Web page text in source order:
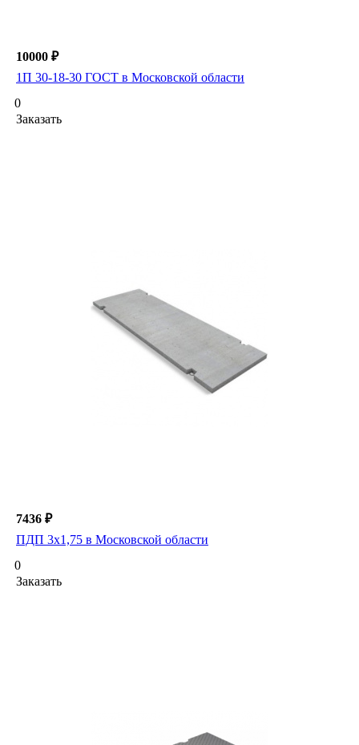
10000 ₽
1П 30-18-30 ГОСТ в Московской области
0
Заказать
7436 ₽
ПДП 3х1,75 в Московской области
0
Заказать